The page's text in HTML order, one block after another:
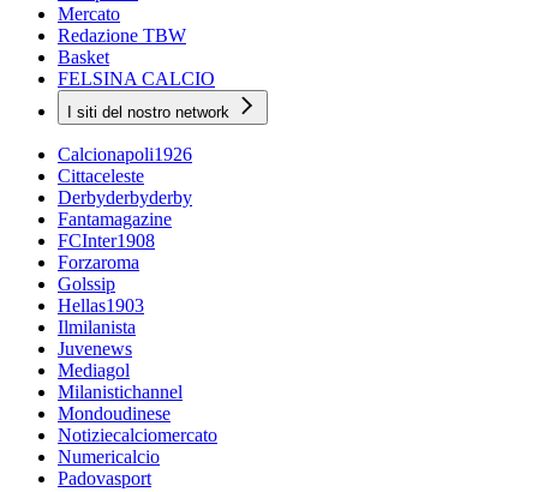
Mercato
Redazione TBW
Basket
FELSINA CALCIO
I siti del nostro network
Calcionapoli1926
Cittaceleste
Derbyderbyderby
Fantamagazine
FCInter1908
Forzaroma
Golssip
Hellas1903
Ilmilanista
Juvenews
Mediagol
Milanistichannel
Mondoudinese
Notiziecalciomercato
Numericalcio
Padovasport